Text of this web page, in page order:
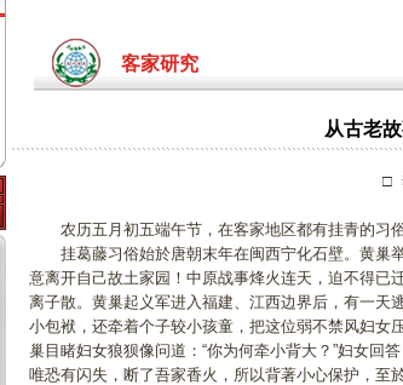
客家研究
从古老
□
农历五月初五端午节，在客家地区都有挂青的习俗
挂葛藤习俗始於唐朝末年在闽西宁化石壁。黄巢
意离开自己故土家园！中原战事烽火连天，迫不得已
离子散。黄巢起义军进入福建、江西边界后，有一天
小包袱，还牵着个子较小孩童，把这位弱不禁风妇女
巢目睹妇女狼狈像问道：“你为何牵小背大？”妇女回
唯恐有闪失，断了吾家香火，所以背著小心保护，至